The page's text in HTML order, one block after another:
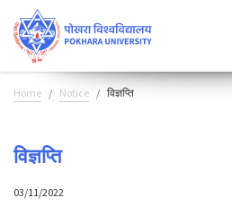
Home Notice विज्ञप्ति
विज्ञप्ति
03/11/2022